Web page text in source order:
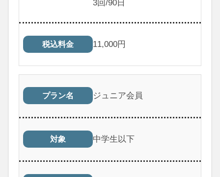
3回/90日
税込料金 11,000円
プラン名 ジュニア会員
対象 中学生以下